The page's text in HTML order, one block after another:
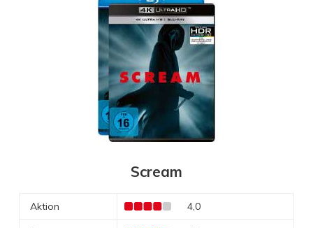
Scream
Aktion 4,0